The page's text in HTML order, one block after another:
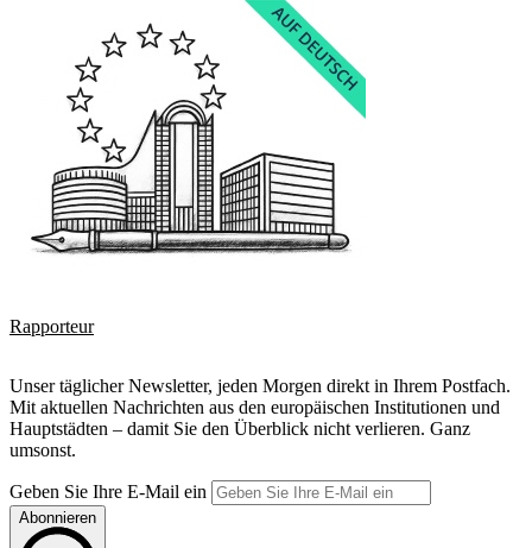
Rapporteur
Unser täglicher Newsletter, jeden Morgen direkt in Ihrem Postfach.
Mit aktuellen Nachrichten aus den europäischen Institutionen und
Hauptstädten – damit Sie den Überblick nicht verlieren. Ganz
umsonst.
Geben Sie Ihre E-Mail ein
Abonnieren